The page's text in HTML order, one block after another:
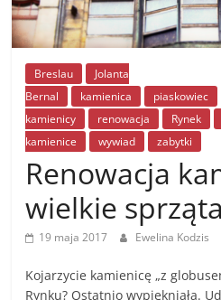
Breslau
Jolanta
Bernal
kamienica piaskowiec
kamienicy
renowacja Rynek
kamienice
wywiad zabytki
Renowacja
wielkie
19 maja 2017 Ewelina Kodzis
Kojarzycie kamienicę „z
Rynku? Ostatnio wypiękniała.